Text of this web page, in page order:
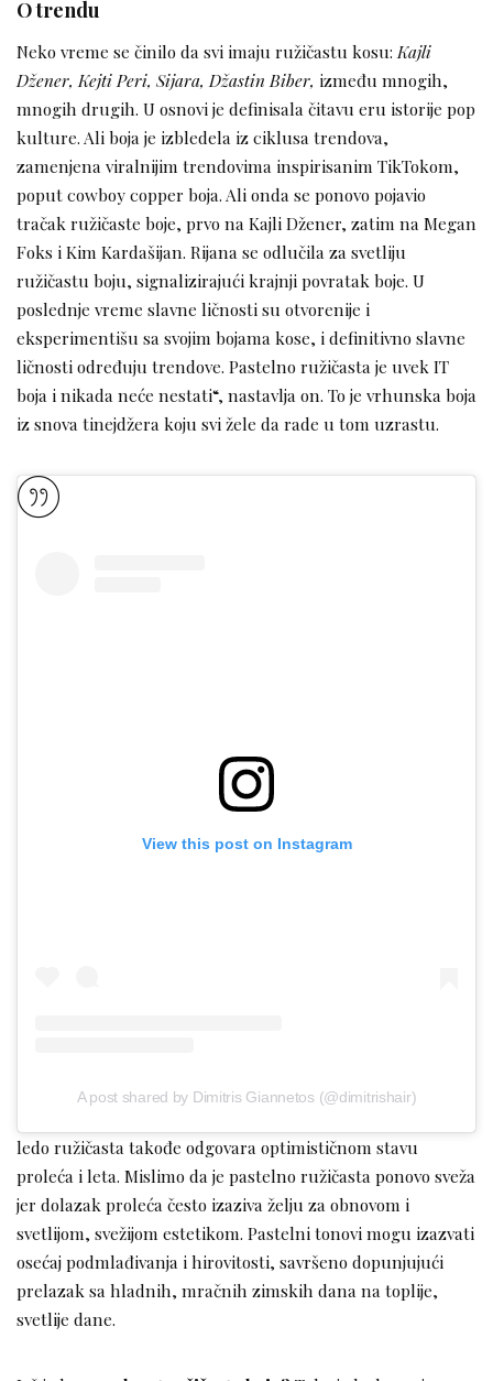
O trendu
Neko vreme se činilo da svi imaju ružičastu kosu: Kajli
Džener, Kejti Peri, Sijara, Džastin Biber, između mnogih,
mnogih drugih. U osnovi je definisala čitavu eru istorije pop
kulture. Ali boja je izbledela iz ciklusa trendova,
zamenjena viralnijim trendovima inspirisanim TikTokom,
poput cowboy copper boja. Ali onda se ponovo pojavio
tračak ružičaste boje, prvo na Kajli Džener, zatim na Megan
Foks i Kim Kardašijan. Rijana se odlučila za svetliju
ružičastu boju, signalizirajući krajnji povratak boje. U
poslednje vreme slavne ličnosti su otvorenije i
eksperimentišu sa svojim bojama kose, i definitivno slavne
ličnosti određuju trendove. Pastelno ružičasta je uvek IT
boja i nikada neće nestati“, nastavlja on. To je vrhunska boja
iz snova tinejdžera koju svi žele da rade u tom uzrastu.
View this post on Instagram
A post shared by Dimitris Giannetos (@dimitrishair)
ledo ružičasta takođe odgovara optimističnom stavu
proleća i leta. Mislimo da je pastelno ružičasta ponovo sveža
jer dolazak proleća često izaziva želju za obnovom i
svetlijom, svežijom estetikom. Pastelni tonovi mogu izazvati
osećaj podmlađivanja i hirovitosti, savršeno dopunjujući
prelazak sa hladnih, mračnih zimskih dana na toplije,
svetlije dane.